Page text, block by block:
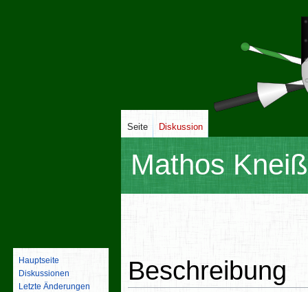
Mathos
Beschreibung
Seite Diskussion
Hauptseite
Diskussionen
Letzte Änderungen